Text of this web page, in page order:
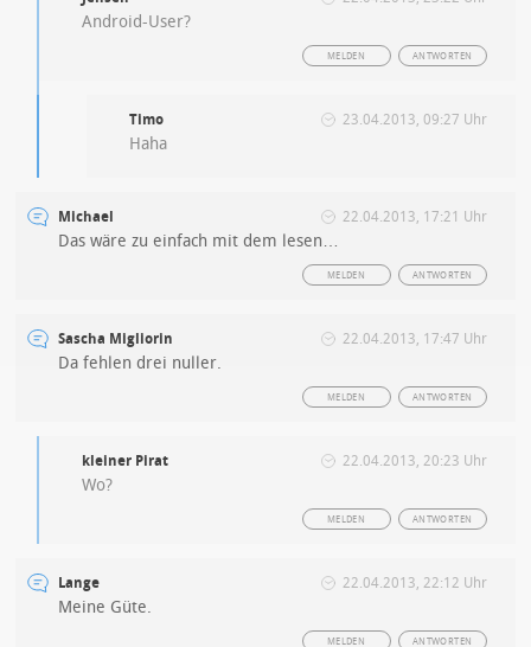
Android-User?
ANTWORTEN
MELDEN
Timo 23.04.2013, 09:27 Uhr
Haha
Michael 22.04.2013, 17:21 Uhr
Das wäre zu einfach mit dem lesen…
ANTWORTEN
MELDEN
Sascha Migliorin 22.04.2013, 17:47 Uhr
Da fehlen drei nuller.
ANTWORTEN
MELDEN
kleiner Pirat 22.04.2013, 20:23 Uhr
Wo?
ANTWORTEN
MELDEN
Lange 22.04.2013, 22:12 Uhr
Meine Güte.
ANTWORTEN
MELDEN